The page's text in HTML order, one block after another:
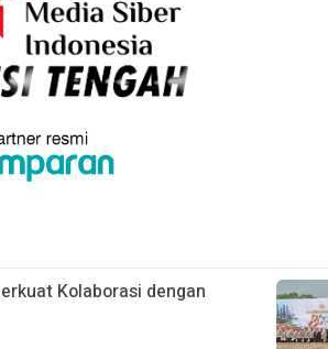
Kolaborasi dengan